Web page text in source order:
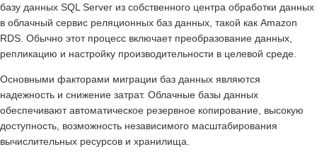
базу данных SQL Server из собственного центра обработки данных
в облачный сервис реляционных баз данных, такой как Amazon
RDS. Обычно этот процесс включает преобразование данных,
репликацию и настройку производительности в целевой среде.
Основными факторами миграции баз данных являются
надежность и снижение затрат. Облачные базы данных
обеспечивают автоматическое резервное копирование, высокую
доступность, возможность независимого масштабирования
вычислительных ресурсов и хранилища.